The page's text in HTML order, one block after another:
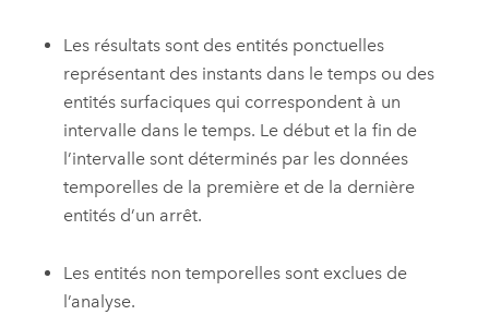
Les résultats sont des entités ponctuelles
représentant des instants dans le temps ou des
entités surfaciques qui correspondent à un
intervalle dans le temps. Le début et la fin de
l’intervalle sont déterminés par les données
temporelles de la première et de la dernière
entités d’un arrêt.
Les entités non temporelles sont exclues de
l’analyse.